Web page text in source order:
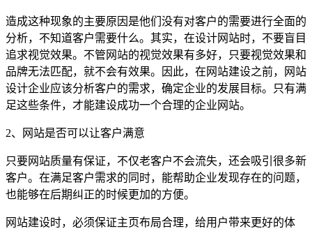
造成这种现象的主要原因是他们没有对客户的需要进行全面的
分析，不知道客户需要什么。其实，在设计网站时，不要盲目
追求视觉效果。不管网站的视觉效果有多好，只要视觉效果和
品牌无法匹配，就不会有效果。因此，在网站建设之前，网站
设计企业应该分析客户的需求，确定企业的发展目标。只有满
足这些条件，才能建设成功一个合理的企业网站。
2、网站是否可以让客户满意
只要网站质量有保证，不仅老客户不会流失，还会吸引很多新
客户。在满足客户需求的同时，能帮助企业发现存在的问题，
也能够在后期纠正的时候更加的方便。
网站建设时，必须保证主页布局合理，给用户带来更好的体